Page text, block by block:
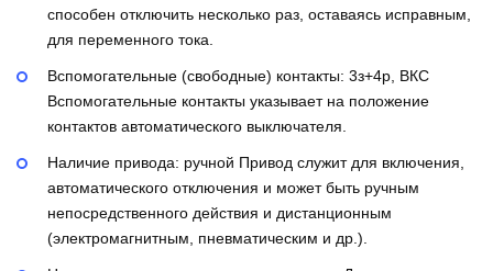
способен отключить несколько раз, оставаясь исправным,
для переменного тока.
Вспомогательные (свободные) контакты: 3з+4р, ВКС
Вспомогательные контакты указывает на положение
контактов автоматического выключателя.
Наличие привода: ручной Привод служит для включения,
автоматического отключения и может быть ручным
непосредственного действия и дистанционным
(электромагнитным, пневматическим и др.).